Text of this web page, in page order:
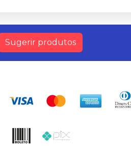
Sugerir produtos